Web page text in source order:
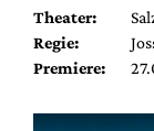
Theater:
Regie:
Premiere: